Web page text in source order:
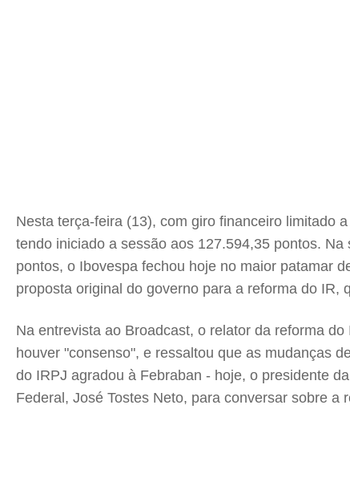
Nesta terça-feira (13), com giro financeiro limitado
tendo iniciado a sessão aos 127.594,35 pontos.
pontos, o Ibovespa fechou hoje no maior patamar
proposta original do governo para a reforma do
Na entrevista ao Broadcast, o relator da reforma
houver "consenso", e ressaltou que as mudanças
do IRPJ agradou à Febraban - hoje, o presidente
Federal, José Tostes Neto, para conversar sobre a